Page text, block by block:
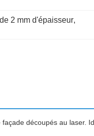
2 mm d'épaisseur,
découpés au laser.